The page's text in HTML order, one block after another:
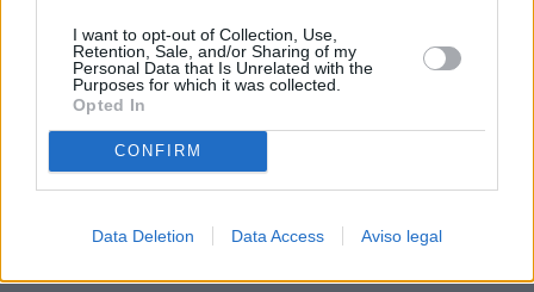
I want to opt-out of Collection, Use,
Retention, Sale, and/or Sharing of my
Personal Data that Is Unrelated with the
Purposes for which it was collected.
Opted In
CONFIRM
Data Deletion Data Access Aviso legal